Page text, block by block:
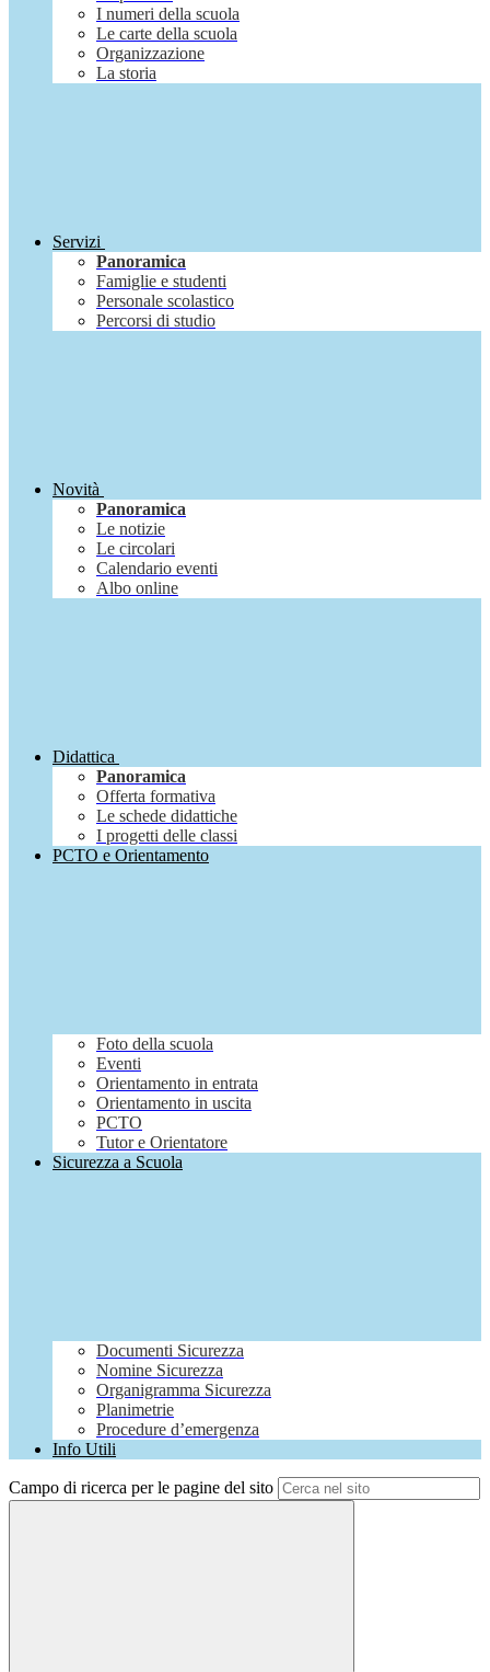
I numeri della scuola
Le carte della scuola
Organizzazione
La storia
Servizi
Panoramica
Famiglie e studenti
Personale scolastico
Percorsi di studio
Novità
Panoramica
Le notizie
Le circolari
Calendario eventi
Albo online
Didattica
Panoramica
Offerta formativa
Le schede didattiche
I progetti delle classi
PCTO e Orientamento
Foto della scuola
Eventi
Orientamento in entrata
Orientamento in uscita
PCTO
Tutor e Orientatore
Sicurezza a Scuola
Documenti Sicurezza
Nomine Sicurezza
Organigramma Sicurezza
Planimetrie
Procedure d’emergenza
Info Utili
Campo di ricerca per le pagine del sito